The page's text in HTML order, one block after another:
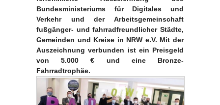
Bundesministeriums für Digitales und
Verkehr und der Arbeitsgemeinschaft
fußgänger- und fahrradfreundlicher Städte,
Gemeinden und Kreise in NRW e.V. Mit der
Auszeichnung verbunden ist ein Preisgeld
von 5.000 € und eine Bronze-
Fahrradtrophäe.